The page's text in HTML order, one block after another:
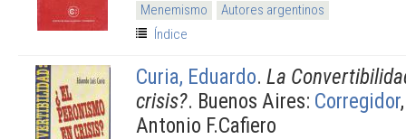
Menemismo
Autores argentinos
Índice
Curia, Eduardo. La
crisis?. Buenos Aires: Corregidor
Antonio F.Cafiero